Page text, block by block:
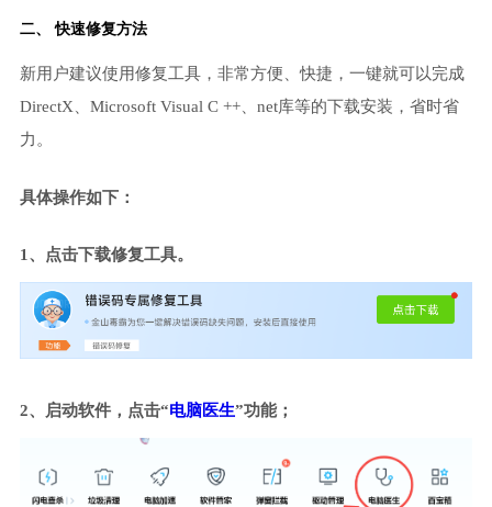
二、 快速修复方法
新用户建议使用修复工具，非常方便、快捷，一键就可以完成
DirectX、Microsoft Visual C ++、net库等的下载安装，省时省
力。
具体操作如下：
1、点击下载修复工具。
2、启动软件，点击“电脑医生”功能；